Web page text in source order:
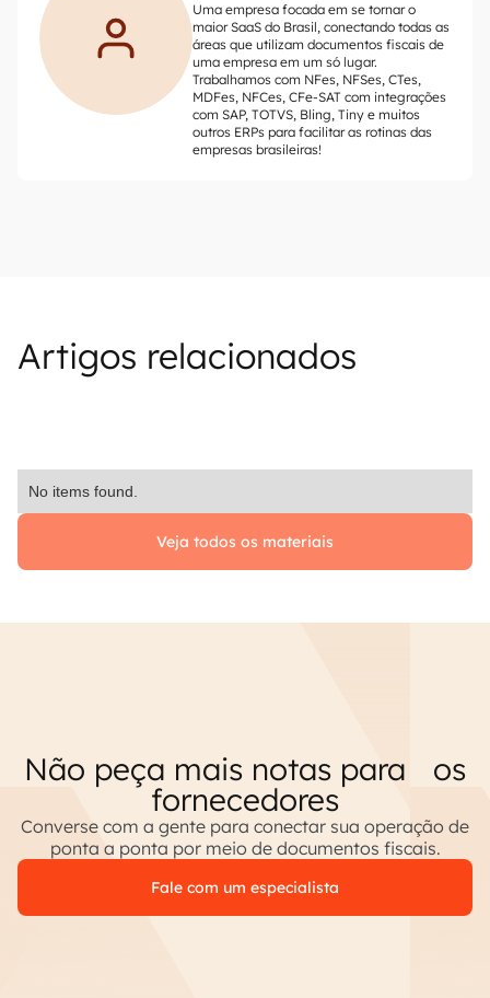
Uma empresa focada em se tornar o
maior SaaS do Brasil, conectando todas as
áreas que utilizam documentos fiscais de
uma empresa em um só lugar.
Trabalhamos com NFes, NFSes, CTes,
MDFes, NFCes, CFe-SAT com integrações
com SAP, TOTVS, Bling, Tiny e muitos
outros ERPs para facilitar as rotinas das
empresas brasileiras!
Artigos relacionados
No items found.
Veja todos os materiais
Não peça mais notas para os
fornecedores
Converse com a gente para conectar sua operação de
ponta a ponta por meio de documentos fiscais.
Fale com um especialista